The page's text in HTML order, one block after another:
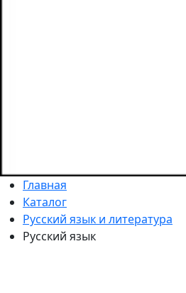
Главная
Каталог
Русский язык и литература
Русский язык